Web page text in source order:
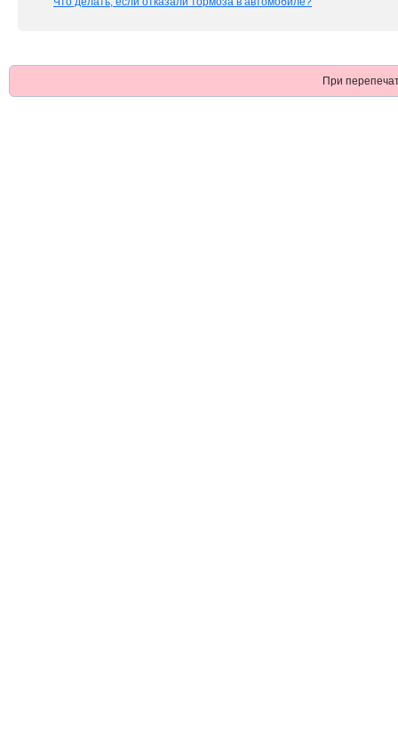
При